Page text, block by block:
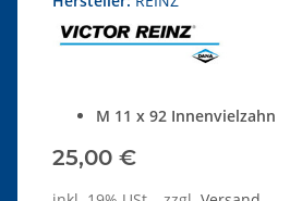
M 11 x 92 Innenvielzahn
25,00 €